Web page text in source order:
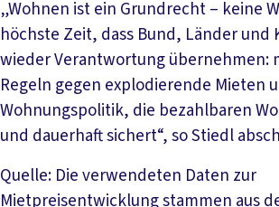
„Wohnen ist ein Grundrecht – keine
höchste Zeit, dass Bund, Länder und
wieder Verantwortung übernehmen:
Regeln gegen explodierende Mieten
Wohnungspolitik, die bezahlbaren
und dauerhaft sichert“, so Stiedl
Quelle: Die verwendeten Daten zur
Mietpreisentwicklung stammen aus